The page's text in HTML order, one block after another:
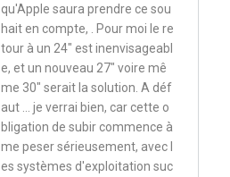
qu'Apple saura prendre ce sou
hait en compte, . Pour moi le re
tour à un 24" est inenvisageabl
e, et un nouveau 27" voire mê
me 30" serait la solution. A déf
aut ... je verrai bien, car cette o
bligation de subir commence à
me peser sérieusement, avec l
es systèmes d'exploitation suc